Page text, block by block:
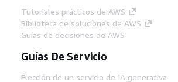
Tutoriales prácticos de AWS
Biblioteca de soluciones de AWS
Guías de decisiones de AWS
Guías De Servicio
Elección de un servicio de IA generativa